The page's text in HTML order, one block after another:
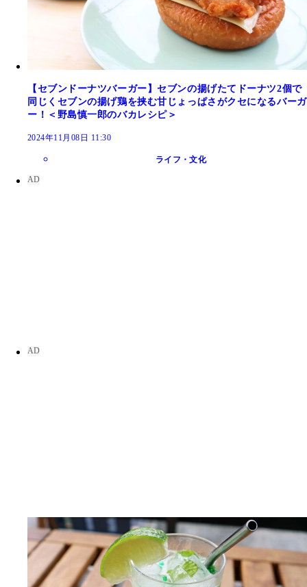
【セブンドーナツバーガー】セブンの揚げたてドーナツ2個で
同じくセブンの揚げ鶏を挟む甘じょっぱさがクセになるバーガ
ー！＜野島慎一郎のバカレシピ＞
2024年11月08日 11:30
ライフ・文化